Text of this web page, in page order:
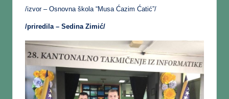
/izvor – Osnovna škola “Musa Ćazim Ćatić”/
/priredila – Sedina Zimić/